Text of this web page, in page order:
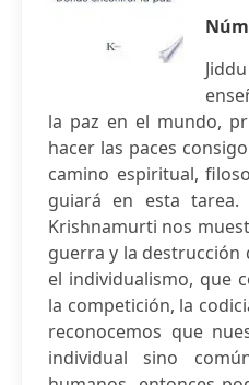
la paz en el mundo,
hacer las paces
camino espiritual,
guiará en esta
Krishnamurti nos
guerra y la destrucción
el individualismo, que
la competición, la
reconocemos que
individual sino